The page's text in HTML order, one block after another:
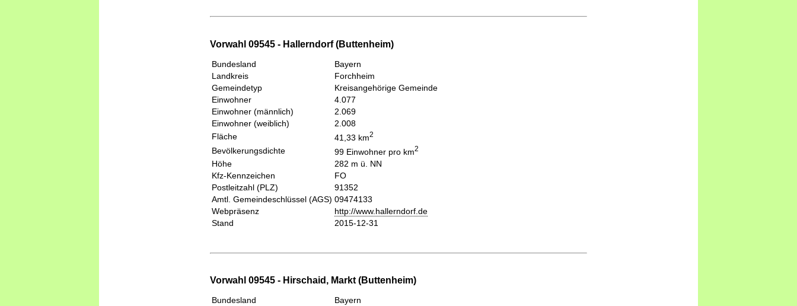
Vorwahl 09545 - Hallerndorf (Buttenheim)
Bundesland
Bayern
Landkreis
Forchheim
Gemeindetyp
Kreisangehörige Gemeinde
Einwohner
4.077
Einwohner (männlich)
2.069
Einwohner (weiblich)
2.008
Fläche
41,33 km2
Bevölkerungsdichte 99 Einwohner pro km2
Höhe
282 m ü. NN
Kfz-Kennzeichen
FO
Postleitzahl (PLZ)
91352
Amtl. Gemeindeschlüssel (AGS) 09474133
Webpräsenz
http://www.hallerndorf.de
Stand
2015-12-31
Vorwahl 09545 - Hirschaid, Markt (Buttenheim)
Bundesland
Bayern